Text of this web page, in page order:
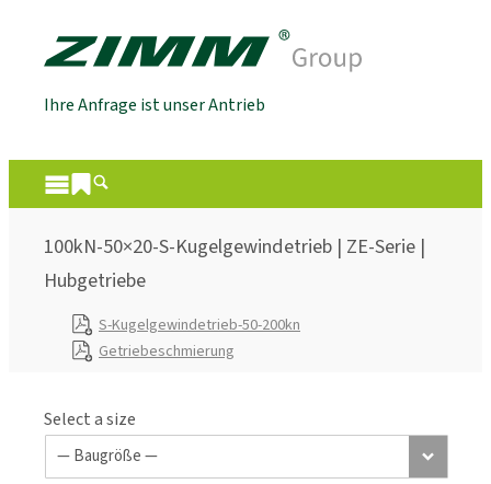
Ihre Anfrage ist unser Antrieb
100kN-50×20-S-Kugelgewindetrieb | ZE-Serie |
Hubgetriebe
S-Kugelgewindetrieb-50-200kn
Getriebeschmierung
Select a size